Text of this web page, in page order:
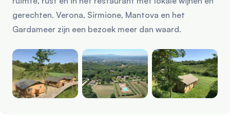
gerechten. Verona, Sirmione, Mantova en het
Gardameer zijn een bezoek meer dan waard.